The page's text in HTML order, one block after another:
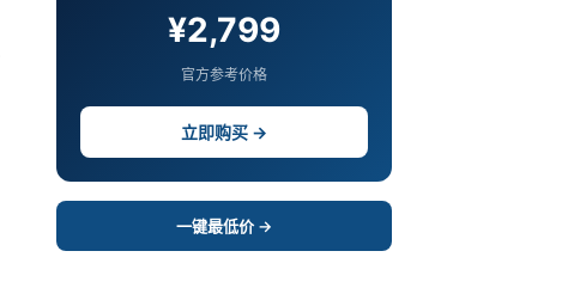
¥2,799
官方参考价格
立即购买 →
一键最低价 →